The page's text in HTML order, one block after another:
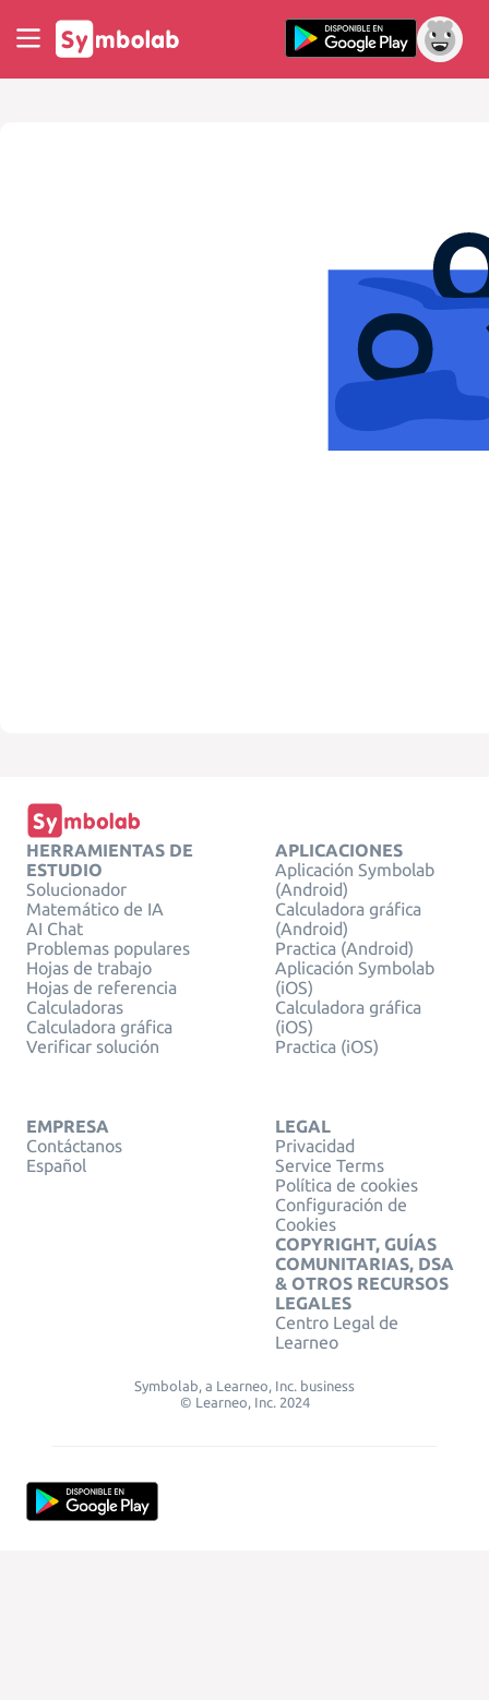
HERRAMIENTAS DE
ESTUDIO
Solucionador
Matemático de IA
AI Chat
Problemas populares
Hojas de trabajo
Hojas de referencia
Calculadoras
Calculadora gráfica
Verificar solución
APLICACIONES
Aplicación Symbolab
(Android)
Calculadora gráfica
(Android)
Practica (Android)
Aplicación Symbolab
(iOS)
Calculadora gráfica
(iOS)
Practica (iOS)
EMPRESA
Contáctanos
Español
LEGAL
Privacidad
Service Terms
Política de cookies
Configuración de
Cookies
COPYRIGHT, GUÍAS
COMUNITARIAS, DSA
& OTROS RECURSOS
LEGALES
Centro Legal de
Learneo
Symbolab, a Learneo, Inc. business
© Learneo, Inc. 2024